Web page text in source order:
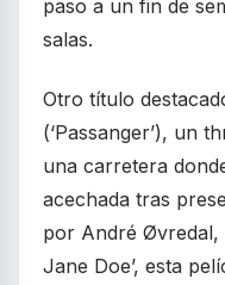
paso a un fin de
salas.
Otro título
(‘Passanger’), un
una carretera
acechada tras
por André Øvredal,
Jane Doe’, esta